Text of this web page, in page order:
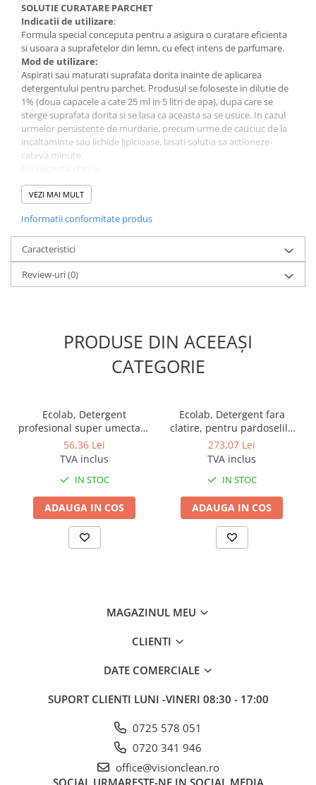
SOLUTIE CURATARE PARCHET
Indicatii de utilizare:
Formula special conceputa pentru a asigura o curatare eficienta
si usoara a suprafetelor din lemn, cu efect intens de parfumare.
Mod de utilizare:
Aspirati sau maturati suprafata dorita inainte de aplicarea
detergentului pentru parchet. Produsul se foloseste in dilutie de
1% (doua capacele a cate 25 ml in 5 litri de apa), dupa care se
sterge suprafata dorita si se lasa ca aceasta sa se usuce. In cazul
urmelor persistente de murdarie, precum urme de cauciuc de la
incaltaminte sau lichide lipicioase, lasati solutia sa actioneze
cateva minute.
Recomandabil pentru menaj casnic si uz profesional.
VEZI MAI MULT
Informatii conformitate produs
Caracteristici
Review-uri(0)
PRODUSE DIN ACEEAȘI
CATEGORIE
Ecolab, Detergent
profesional super umectant
concentrat pentru
intretinerea pardoselilor
56,36 Lei
TVA inclus
IN STOC
ADAUGA IN COS
Ecolab, Detergent fara
clatire, pentru pardoselile
din bucatarie, Kitchen Pro
Wash'n Walk, 2L
273,07 Lei
TVA inclus
IN STOC
ADAUGA IN COS
MAGAZINUL MEU
CLIENTI
DATE COMERCIALE
SUPORT CLIENTI LUNI -VINERI 08:30 - 17:00
0725 578 051
0720 341 946
office@visionclean.ro
SOCIAL URMARESTE-NE IN SOCIAL MEDIA